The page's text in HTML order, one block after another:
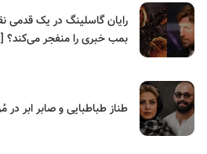
رایان گاسلینگ در یک
بمب خبری را منفجر می‌کند؟
طناز طباطبایی و صابر ابر